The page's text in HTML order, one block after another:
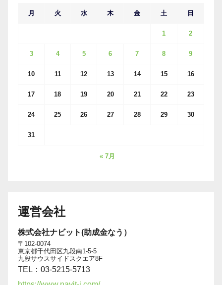
月 火 水 木 金 土 日
1 2
3 4 5 6 7 8 9
10 11 12 13 14 15 16
17 18 19 20 21 22 23
24 25 26 27 28 29 30
31
« 7月
運営会社
株式会社ナビット(助成金なう）
〒102-0074
東京都千代田区九段南1-5-5
九段サウスサイドスクエア8F
TEL：03-5215-5713